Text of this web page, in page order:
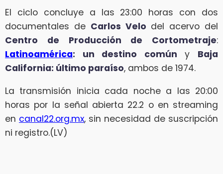
El ciclo concluye a las 23:00 horas con dos
documentales de Carlos Velo del acervo del
Centro de Producción de Cortometraje:
Latinoamérica: un destino común y Baja
California: último paraíso, ambos de 1974.
La transmisión inicia cada noche a las 20:00
horas por la señal abierta 22.2 o en streaming
en canal22.org.mx, sin necesidad de suscripción
ni registro.(LV)